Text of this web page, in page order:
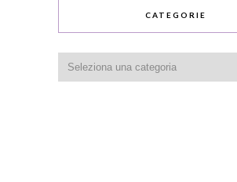
CATEGORIE